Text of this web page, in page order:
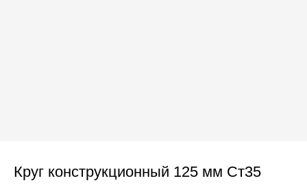
Круг конструкционный 125 мм Ст35